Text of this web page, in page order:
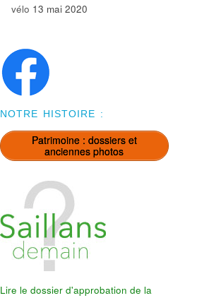
vélo 13 mai 2020
NOTRE HISTOIRE :
Patrimoine : dossiers et
anciennes photos
Lire le dossier d'approbation de la